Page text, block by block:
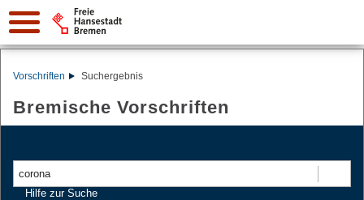
Vorschriften Suchergebnis
Bremische Vorschriften
Hilfe zur Suche